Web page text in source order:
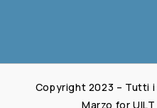
Copyright 2023 – Tutti
Marzo for